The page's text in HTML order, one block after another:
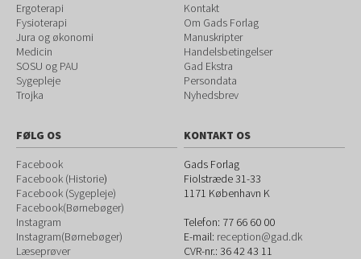
Ergoterapi
Fysioterapi
Jura og økonomi
Medicin
SOSU og PAU
Sygepleje
Trojka
Kontakt
Om Gads Forlag
Manuskripter
Handelsbetingelser
Gad Ekstra
Persondata
Nyhedsbrev
FØLG OS
Facebook
Facebook (Historie)
Facebook (Sygepleje)
Facebook(Børnebøger)
Instagram
Instagram(Børnebøger)
Læseprøver
KONTAKT OS
Gads Forlag
Fiolstræde 31-33
1171 København K
Telefon: 77 66 60 00
E-mail: reception@gad.dk
CVR-nr.: 36 42 43 11